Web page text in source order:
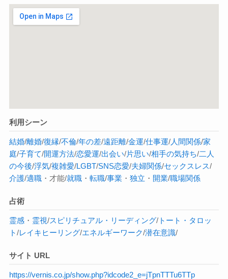
利用シーン
結婚/離婚/復縁/不倫/年の差/遠距離/金運/仕事運/人間関係/家
庭/子育て/開運方法/恋愛運/出会い/片思い/相手の気持ち/二人
の今後/浮気/複雑愛/LGBT/SNS恋愛/夫婦関係/セックスレス/
介護/適職・才能/就職・ 転職/事業 ・ 独立 ・ 開業/職場関係
占術
霊感・ 霊視/スピリチュアル・リーディング/トート・タロッ
ト/レイキヒーリング/エネルギーワーク/潜在意識/
サイト URL
https://vernis.co.jp/show.php?idcode2_e=jTpnTTTu6TTp